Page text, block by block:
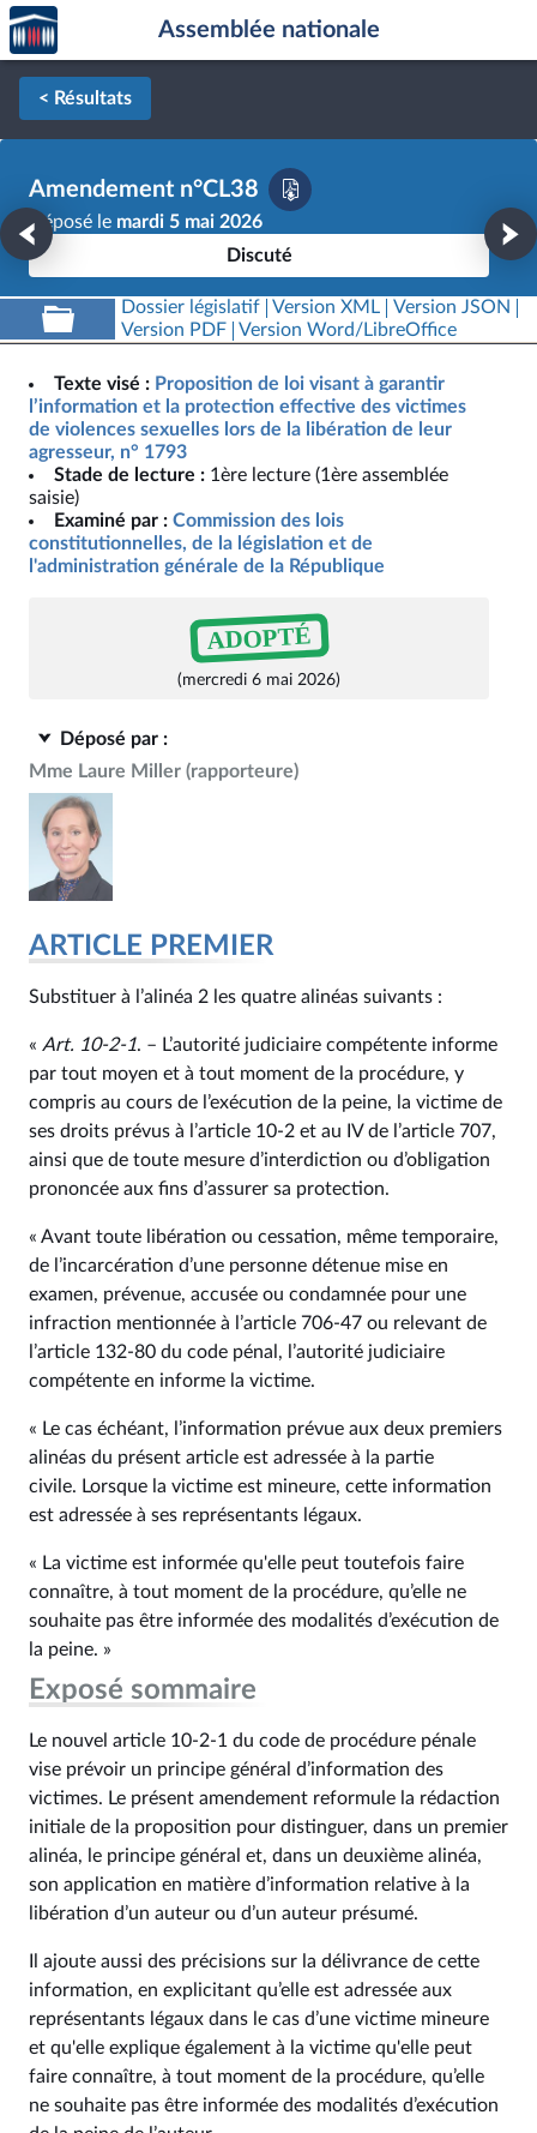
Aller au contenu
Aller en bas de la page
Accèder
à la
page
d'accueil
Assemblée nationale
< Résultats
Amendement n°CL38
Déposé le mardi 5 mai 2026
Discuté
Dossier législatif Version XML
Version JSON
Version PDF
Version Word/LibreOffice
Texte visé : Proposition de loi visant à garantir
l’information et la protection effective des victimes
de violences sexuelles lors de la libération de leur
agresseur, n° 1793
Stade de lecture : 1ère lecture (1ère assemblée
saisie)
Examiné par : Commission des lois
constitutionnelles, de la législation et de
l'administration générale de la République
ADOPTÉ
(mercredi 6 mai 2026)
Déposé par :
Mme Laure Miller (rapporteure)
ARTICLE PREMIER
Substituer à l’alinéa 2 les quatre alinéas suivants :
« Art. 10‑2‑1. – L’autorité judiciaire compétente informe
par tout moyen et à tout moment de la procédure, y
compris au cours de l’exécution de la peine, la victime de
ses droits prévus à l’article 10‑2 et au IV de l’article 707,
ainsi que de toute mesure d’interdiction ou d’obligation
prononcée aux fins d’assurer sa protection.
« Avant toute libération ou cessation, même temporaire,
de l’incarcération d’une personne détenue mise en
examen, prévenue, accusée ou condamnée pour une
infraction mentionnée à l’article 706‑47 ou relevant de
l’article 132‑80 du code pénal, l’autorité judiciaire
compétente en informe la victime.
« Le cas échéant, l’information prévue aux deux premiers
alinéas du présent article est adressée à la partie
civile. Lorsque la victime est mineure, cette information
est adressée à ses représentants légaux.
« La victime est informée qu'elle peut toutefois faire
connaître, à tout moment de la procédure, qu’elle ne
souhaite pas être informée des modalités d’exécution de
la peine. »
Exposé sommaire
Le nouvel article 10‑2-1 du code de procédure pénale
vise prévoir un principe général d’information des
victimes. Le présent amendement reformule la rédaction
initiale de la proposition pour distinguer, dans un premier
alinéa, le principe général et, dans un deuxième alinéa,
son application en matière d’information relative à la
libération d’un auteur ou d’un auteur présumé.
Il ajoute aussi des précisions sur la délivrance de cette
information, en explicitant qu’elle est adressée aux
représentants légaux dans le cas d’une victime mineure
et qu'elle explique également à la victime qu'elle peut
faire connaître, à tout moment de la procédure, qu’elle
ne souhaite pas être informée des modalités d’exécution